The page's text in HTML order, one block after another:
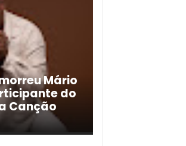
Mário
do
Canção